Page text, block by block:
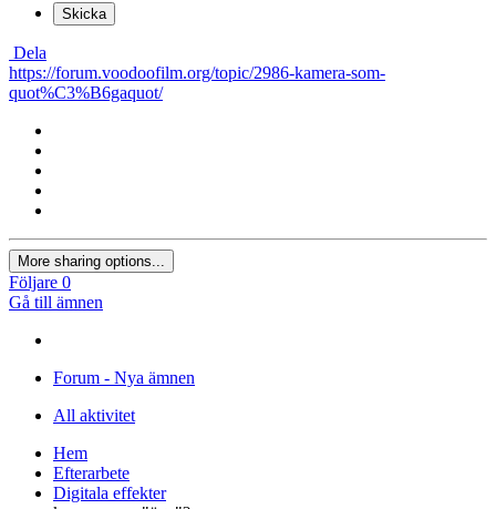
Skicka
Dela
https://forum.voodoofilm.org/topic/2986-kamera-som-
quot%C3%B6gaquot/
More sharing options...
Följare 0
Gå till ämnen
Forum - Nya ämnen
All aktivitet
Hem
Efterarbete
Digitala effekter